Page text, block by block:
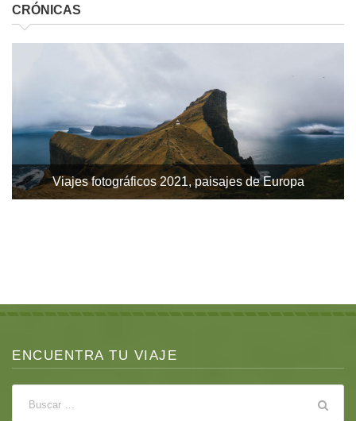
CRÓNICAS
Viajes fotográficos 2021, paisajes de Europa
ENCUENTRA TU VIAJE